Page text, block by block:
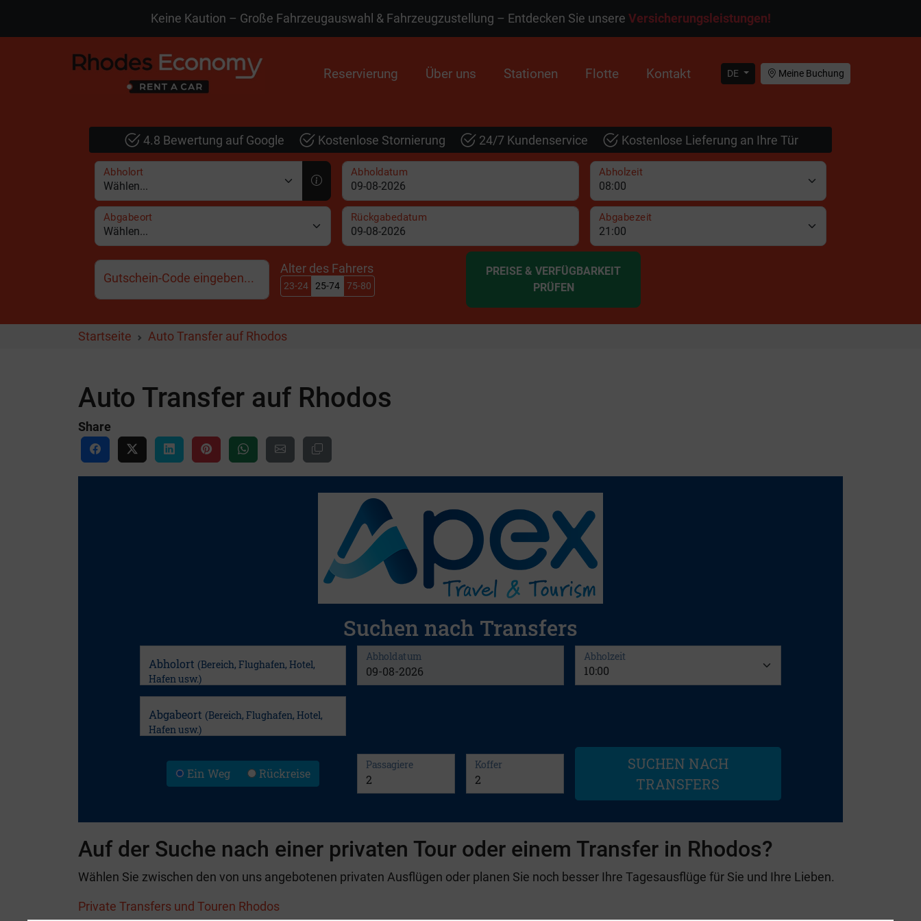
Keine Kaution – Große Fahrzeugauswahl & Fahrzeugzustellung – Entdecken Sie unsere Versicherungsleistungen!
Reservierung Über uns Stationen Flotte Kontakt DE Meine Buchung
4.8 Bewertung auf Google Kostenlose Stornierung 24/7 Kundenservice Kostenlose Lieferung an Ihre Tür
Abholort Abholdatum Abholzeit
Abgabeort Rückgabedatum Abgabezeit
Gutschein-Code eingeben...
Alter des Fahrers
23-24 25-74 75-80
PREISE & VERFÜGBARKEIT
PRÜFEN
Startseite Auto Transfer auf Rhodos
Auto Transfer auf Rhodos
Share
Auf der Suche nach einer privaten Tour oder einem Transfer in Rhodos?
Wählen Sie zwischen den von uns angebotenen privaten Ausflügen oder planen Sie noch besser Ihre Tagesausflüge für Sie und Ihre Lieben.
Private Transfers und Touren Rhodos